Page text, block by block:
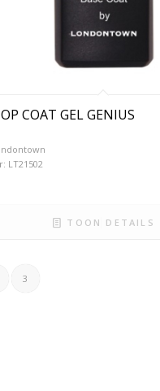
COAT GEL GENIUS
LT21502
TOON DETAILS
3